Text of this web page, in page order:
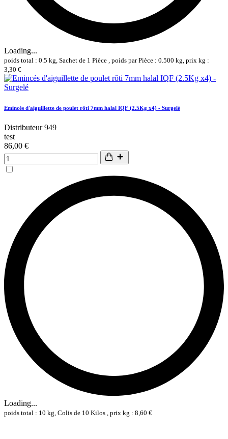
Loading...
poids total : 0.5 kg, Sachet de 1 Pièce , poids par Pièce : 0.500 kg, prix kg :
3,30 €
Emincés d'aiguillette de poulet rôti 7mm halal IQF (2.5Kg x4) - Surgelé
Distributeur 949
test
86,00 €
Loading...
poids total : 10 kg, Colis de 10 Kilos , prix kg : 8,60 €